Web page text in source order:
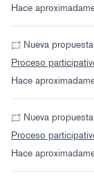
Hace
Hace
Nueva
Proceso
Hace
Nueva
Proceso